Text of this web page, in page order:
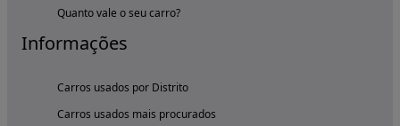
Quanto vale o seu carro?
Informações
Carros usados por Distrito
Carros usados mais procurados